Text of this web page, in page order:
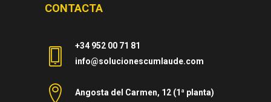
CONTACTA
+34 952 00 71 81
info@solucionescumlaude.com
Angosta del Carmen, 12 (1ª planta)